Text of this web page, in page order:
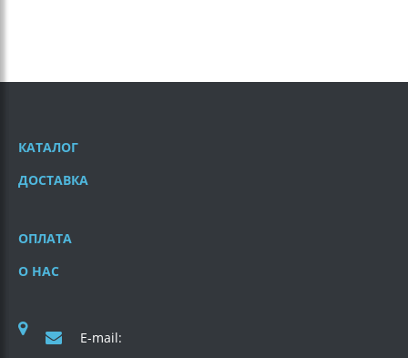
КАТАЛОГ
ДОСТАВКА
ОПЛАТА
О НАС
E-mail: